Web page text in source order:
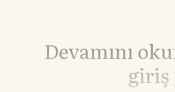
Devamını
giriş